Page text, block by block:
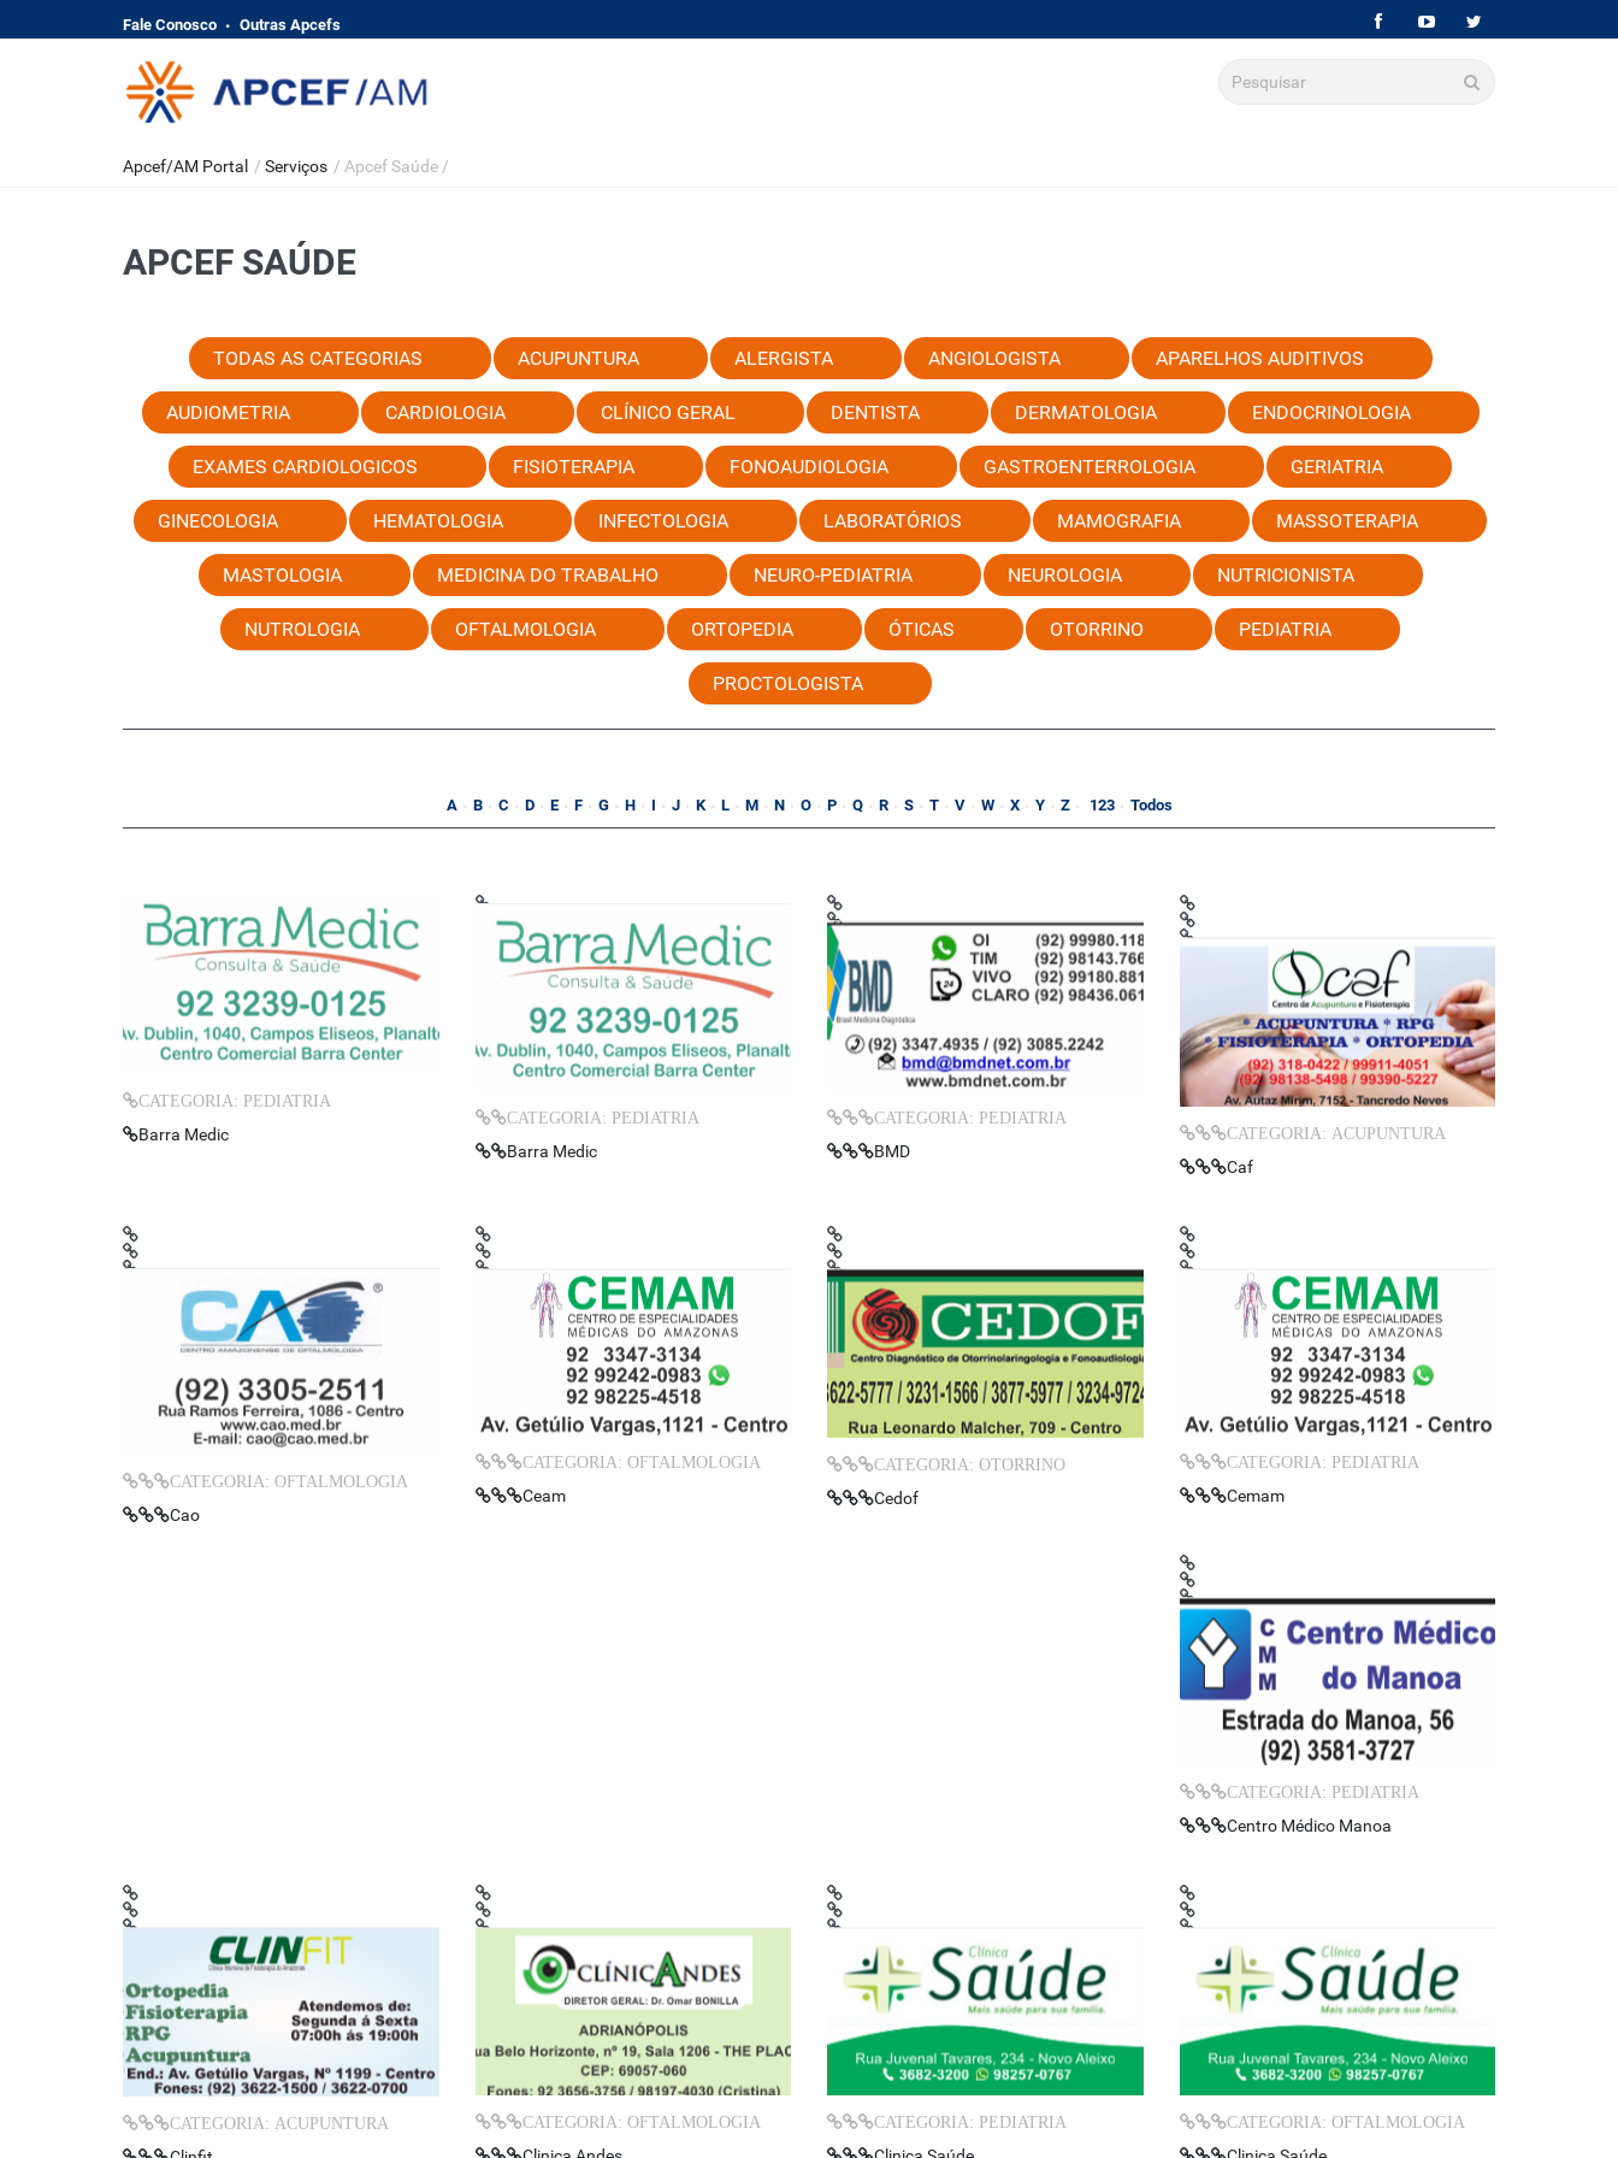
Fale Conosco Outras Apcefs
Apcef/AM Portal / Serviços / Apcef Saúde /
APCEF SAÚDE
TODAS AS CATEGORIAS ACUPUNTURA ALERGISTA ANGIOLOGISTA APARELHOS AUDITIVOS
AUDIOMETRIA CARDIOLOGIA CLÍNICO GERAL DENTISTA DERMATOLOGIA ENDOCRINOLOGIA
EXAMES CARDIOLOGICOS FISIOTERAPIA FONOAUDIOLOGIA GASTROENTERROLOGIA GERIATRIA
GINECOLOGIA HEMATOLOGIA INFECTOLOGIA LABORATÓRIOS MAMOGRAFIA MASSOTERAPIA
MASTOLOGIA MEDICINA DO TRABALHO NEURO-PEDIATRIA NEUROLOGIA NUTRICIONISTA
NUTROLOGIA OFTALMOLOGIA ORTOPEDIA ÓTICAS OTORRINO PEDIATRIA
PROCTOLOGISTA
A B C D E F G H I J K L M N O P Q R S T V W X Y Z 123 Todos
CATEGORIA: PEDIATRIA
Barra Medic
CATEGORIA: PEDIATRIA
Barra Medic
CATEGORIA: PEDIATRIA
BMD
CATEGORIA: ACUPUNTURA
Caf
CATEGORIA: OFTALMOLOGIA
Cao
CATEGORIA: OFTALMOLOGIA
Ceam
CATEGORIA: OTORRINO
Cedof
CATEGORIA: PEDIATRIA
Cemam
CATEGORIA: PEDIATRIA
Centro Médico Manoa
CATEGORIA: ACUPUNTURA CATEGORIA: OFTALMOLOGIA CATEGORIA: PEDIATRIA CATEGORIA: OFTALMOLOGIA